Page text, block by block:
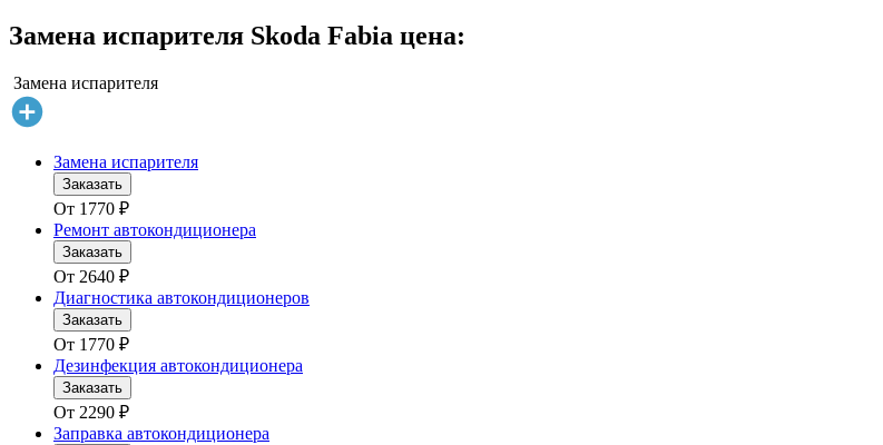
Замена испарителя Skoda Fabia цена:
Замена испарителя
Замена испарителя
Заказать
От 1770 ₽
Ремонт автокондиционера
Заказать
От 2640 ₽
Диагностика автокондиционеров
Заказать
От 1770 ₽
Дезинфекция автокондиционера
Заказать
От 2290 ₽
Заправка автокондиционера